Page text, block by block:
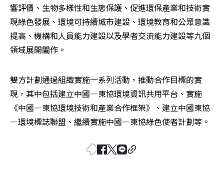
響評價、生物多樣性和生態保護、促進環保產業和技術實
現綠色發展、環境可持續城市建設、環境教育和公眾意識
提高、機構和人員能力建設以及學者交流能力建設等九個
領域展開闔作。
雙方計劃通過組織實施一系列活動，推動合作目標的實
現，其中包括建立中國—東協環境資訊共用平台、實施
《中國—東協環境技術和產業合作框架》、建立中國東協
—環境標誌聯盟、繼續實施中國—東協綠色使者計劃等。